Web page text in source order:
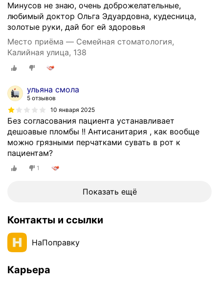
Минусов не знаю, очень доброжелательные,
любимый доктор Ольга Эдуардовна, кудесница,
золотые руки, дай бог ей здоровья
Место приёма — Семейная стоматология,
Калийная улица, 138
ульяна смола
5 отзывов
10 января 2025
Без согласования пациента устанавливает
дешоавые пломбы !! Антисанитария , как вообще
можно грязными перчатками сувать в рот к
пациентам?
1
Показать ещё
Контакты и ссылки
НаПоправку
Карьера